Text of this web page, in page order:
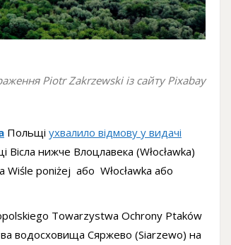
Piotr Zakrzewski із сайту Pixabay
Польщі ухвалило відмову у видачі
нижче Влоцлавека (Włocławka)
poniżej або Włocławka або
Towarzystwa Ochrony Ptaków
водосховища Сяржево (Siarzewo) на